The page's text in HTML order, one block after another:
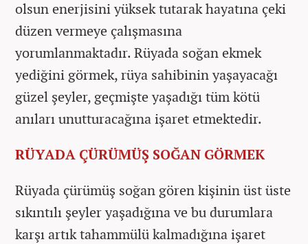
olsun enerjisini yüksek tutarak hayatına çeki
düzen vermeye çalışmasına
yorumlanmaktadır. Rüyada soğan ekmek
yediğini görmek, rüya sahibinin yaşayacağı
güzel şeyler, geçmişte yaşadığı tüm kötü
anıları unutturacağına işaret etmektedir.
RÜYADA ÇÜRÜMÜŞ SOĞAN GÖRMEK
Rüyada çürümüş soğan gören kişinin üst üste
sıkıntılı şeyler yaşadığına ve bu durumlara
karşı artık tahammülü kalmadığına işaret